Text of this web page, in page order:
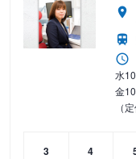
水
金
（
3
4